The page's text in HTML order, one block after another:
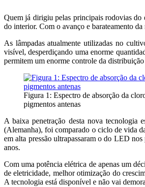
Quem já dirigiu pelas principais rodovias do
do interior. Com o avanço e barateamento
As lâmpadas atualmente utilizadas no
visível, desperdiçando uma enorme
permitem um enorme controle da
Figura 1: Espectro de absorção da
pigmentos antenas
A baixa penetração desta nova tecnologia
(Alemanha), foi comparado o ciclo de vida
em alta pressão ultrapassaram o do LED
anos.
Com uma potência elétrica de apenas um
de eletricidade, melhor otimização do
A tecnologia está disponível e não vai